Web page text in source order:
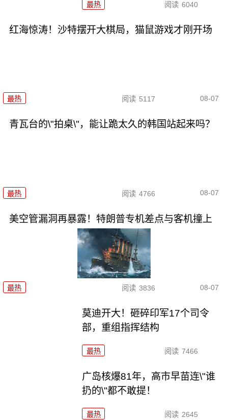
最热 阅读 6040
红海惊涛！沙特摆开大棋局，猫鼠游戏才刚开场
最热 阅读 5117 08-07
青瓦台的\"拍桌\"，能让跪太久的韩国站起来吗？
最热 阅读 4766 08-07
美空管漏洞再暴露！特朗普专机差点与客机撞上
最热 阅读 3836 08-07
莫迪开大！砸碎印军17个司令
部，重组指挥结构
最热 阅读 7466
广岛核爆81年，高市早苗连\"谁
扔的\"都不敢提！
最热 阅读 2645